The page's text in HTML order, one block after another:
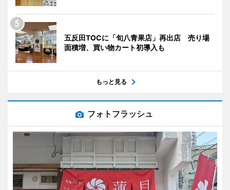
五反田TOCに「旬八青果店」再出店 売り場
面積増、買い物カート初導入も
もっと見る
フォトフラッシュ